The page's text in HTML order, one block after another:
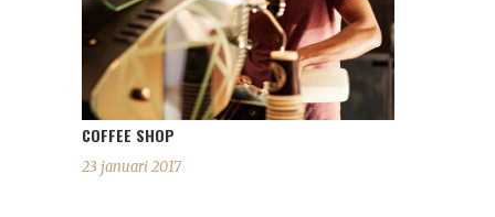
COFFEE SHOP
23 januari 2017